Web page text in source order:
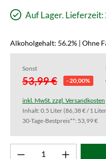
Auf Lager.
Alkoholgehalt: 56.2% | Ohne
Sonst
53,99 € - 20,00%
inkl. MwSt. zzgl. Versandkosten
Inhalt: 0.5 Liter(86,38 € / 1
30-Tage-Bestpreis**: 53,99 €
Produkt Anzahl: